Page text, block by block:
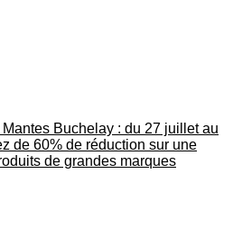
Buchelay : du 27 juillet au
de 60% de réduction sur une
de grandes marques